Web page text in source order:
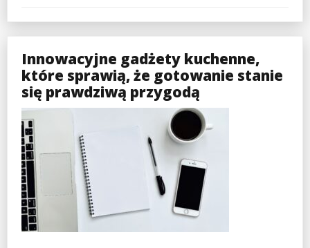
Innowacyjne gadżety kuchenne,
które sprawią, że gotowanie stanie
się prawdziwą przygodą